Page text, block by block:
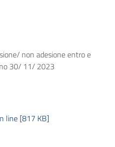
non adesione entro e
30/ 11/ 2023
line [817 KB]